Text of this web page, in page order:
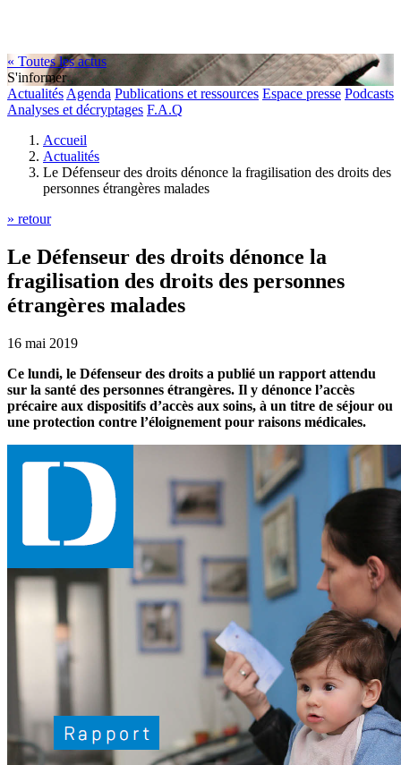
« Toutes les actus
S'informer
Actualités Agenda Publications et ressources Espace presse Podcasts
Analyses et décryptages F.A.Q
Accueil
Actualités
Le Défenseur des droits dénonce la fragilisation des droits des
personnes étrangères malades
» retour
Le Défenseur des droits dénonce la
fragilisation des droits des personnes
étrangères malades
16 mai 2019
Ce lundi, le Défenseur des droits a publié un rapport attendu
sur la santé des personnes étrangères. Il y dénonce l’accès
précaire aux dispositifs d’accès aux soins, à un titre de séjour ou
une protection contre l’éloignement pour raisons médicales.